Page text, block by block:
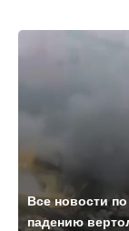
Все новости по
падению